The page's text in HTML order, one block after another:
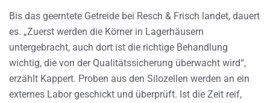
Bis das geerntete Getreide bei Resch & Frisch landet, dauert
es. „Zuerst werden die Körner in Lagerhäusern
untergebracht, auch dort ist die richtige Behandlung
wichtig, die von der Qualitätssicherung überwacht wird“,
erzählt Kappert. Proben aus den Silozellen werden an ein
externes Labor geschickt und überprüft. Ist die Zeit reif,